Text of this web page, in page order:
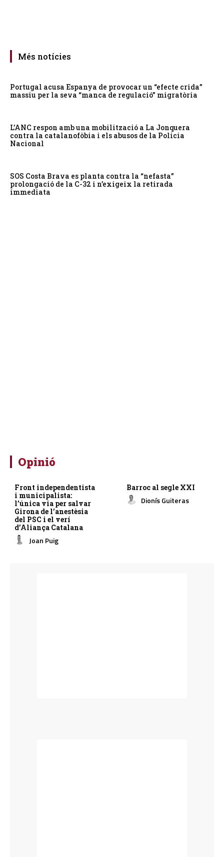
Més notícies
Portugal acusa Espanya de provocar un “efecte crida”
massiu per la seva “manca de regulació” migratòria
L’ANC respon amb una mobilització a La Jonquera
contra la catalanofòbia i els abusos de la Policia
Nacional
SOS Costa Brava es planta contra la “nefasta”
prolongació de la C-32 i n’exigeix la retirada
immediata
Opinió
Front independentista
i municipalista:
l’única via per salvar
Girona de l’anestèsia
del PSC i el verí
d’Aliança Catalana
Joan Puig
Barroc al segle XXI
Dionís Guiteras